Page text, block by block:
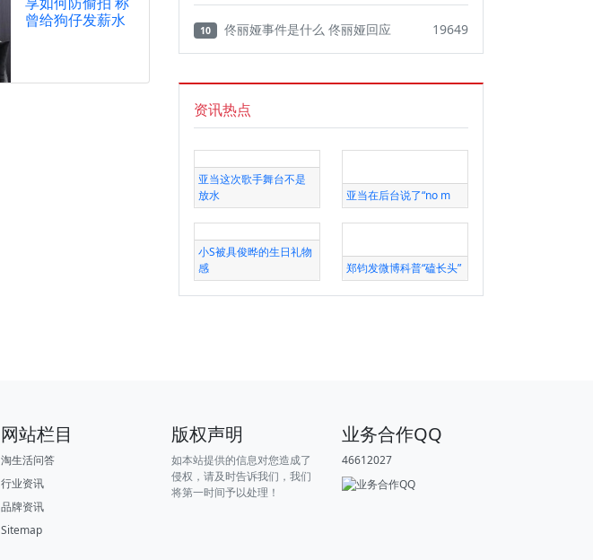
曾给狗仔发薪水
10 佟丽娅事件是什么 佟丽娅回应 19649
资讯热点
亚当这次歌手舞台不是
放水
亚当在后台说了“no m
小S被具俊晔的生日礼物
感
郑钧发微博科普“磕长头”
网站栏目
淘生活问答
行业资讯
品牌资讯
Sitemap
版权声明
如本站提供的信息对您造成了
侵权，请及时告诉我们，我们
将第一时间予以处理！
业务合作QQ
46612027